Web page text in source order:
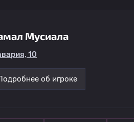
Мусиала
10
об игроке